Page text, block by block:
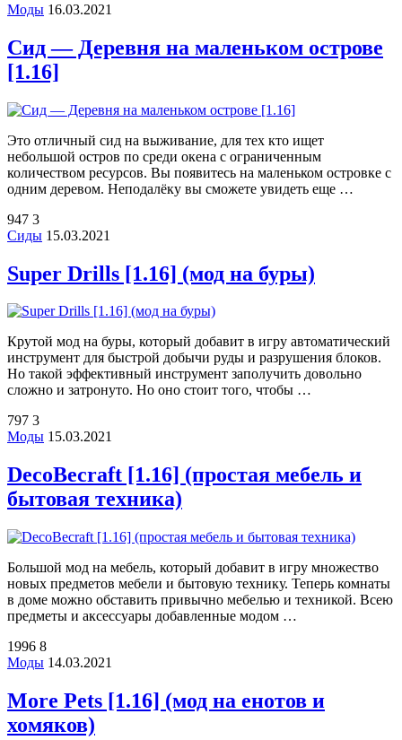
Моды 16.03.2021
Сид — Деревня на маленьком острове
[1.16]
Это отличный сид на выживание, для тех кто ищет
небольшой остров по среди окена с ограниченным
количеством ресурсов. Вы появитесь на маленьком островке с
одним деревом. Неподалёку вы сможете увидеть еще …
947 3
Сиды 15.03.2021
Super Drills [1.16] (мод на буры)
Крутой мод на буры, который добавит в игру автоматический
инструмент для быстрой добычи руды и разрушения блоков.
Но такой эффективный инструмент заполучить довольно
сложно и затронуто. Но оно стоит того, чтобы …
797 3
Моды 15.03.2021
DecoBecraft [1.16] (простая мебель и
бытовая техника)
Большой мод на мебель, который добавит в игру множество
новых предметов мебели и бытовую технику. Теперь комнаты
в доме можно обставить привычно мебелью и техникой. Всею
предметы и аксессуары добавленные модом …
1996 8
Моды 14.03.2021
More Pets [1.16] (мод на енотов и
хомяков)